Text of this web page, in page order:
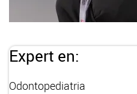
Expert en:
Odontopediatria